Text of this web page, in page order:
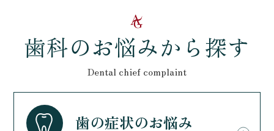
歯科のお悩みから探す
Dental chief complaint
歯の症状のお悩み